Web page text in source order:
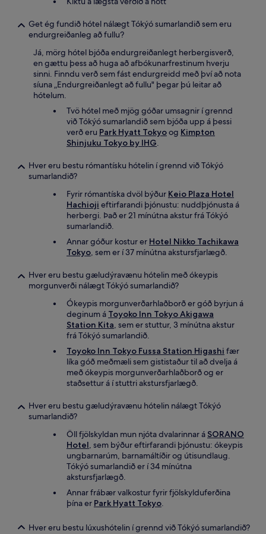
Get ég fundið hótel nálægt Tókýó sumarlandið sem eru
endurgreiðanleg að fullu?
Já, mörg hótel bjóða endurgreiðanlegt herbergisverð,
en gættu þess að huga að afbókunarfrestinum hverju
sinni. Finndu verð sem fást endurgreidd með því að nota
síuna „Endurgreiðanlegt að fullu" þegar þú leitar að
hótelum.
Tvö hótel með mjög góðar umsagnir í grennd
við Tókýó sumarlandið sem bjóða upp á þessi
verð eru Park Hyatt Tokyoog Kimpton
Shinjuku Tokyo by IHG.
Hver eru bestu rómantísku hótelin í grennd við Tókýó
sumarlandið?
Fyrir rómantíska dvöl býður Keio Plaza Hotel
Hachioji eftirfarandi þjónustu: nuddþjónusta á
herbergi. Það er 21 mínútna akstur frá Tókýó
sumarlandið.
Annar góður kostur er Hotel Nikko Tachikawa
Tokyo, sem er í 37 mínútna akstursfjarlægð.
Hver eru bestu gæludýravænu hótelin með ókeypis
morgunverði nálægt Tókýó sumarlandið?
Ókeypis morgunverðarhlaðborð er góð byrjun á
deginum á Toyoko Inn Tokyo Akigawa
Station Kita, sem er stuttur, 3 mínútna akstur
frá Tókýó sumarlandið.
Toyoko Inn Tokyo Fussa Station Higashi fær
líka góð meðmæli sem gististaður til að dvelja á
með ókeypis morgunverðarhlaðborð og er
staðsettur á í stuttri akstursfjarlægð.
Hver eru bestu gæludýravænu hótelin nálægt Tókýó
sumarlandið?
Öll fjölskyldan mun njóta dvalarinnar á SORANO
Hotel, sem býður eftirfarandi þjónustu: ókeypis
ungbarnarúm, barnamáltíðir og útisundlaug.
Tókýó sumarlandið er í 34 mínútna
akstursfjarlægð.
Annar frábær valkostur fyrir fjölskylduferðina
þína er Park Hyatt Tokyo.
Hver eru bestu lúxushótelin í grennd við Tókýó sumarlandið?